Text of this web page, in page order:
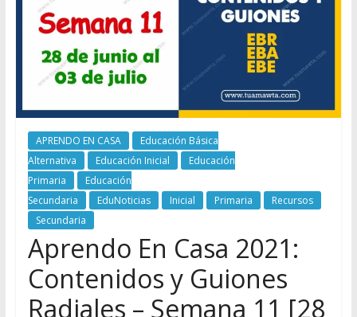
APRENDO EN CASA
Educación Básica
Alternativa
Educación Inicial
Educación
Primaria
Educación
Secundaria
EduNoticias Inicial Primaria
Recursos
Secundaria
Aprendo En Casa 2021:
Contenidos y Guiones
Radiales – Semana 11 [28